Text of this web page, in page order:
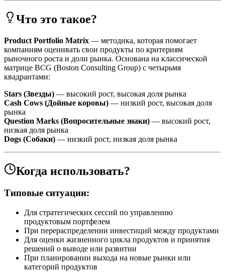
Что это такое?
Product Portfolio Matrix — методика, которая помогает
компаниям оценивать свои продукты по критериям
рыночного роста и доли рынка. Основана на классической
матрице BCG (Boston Consulting Group) с четырьмя
квадрантами:
Stars (Звезды) — высокий рост, высокая доля рынка
Cash Cows (Дойные коровы) — низкий рост, высокая доля
рынка
Question Marks (Вопросительные знаки) — высокий рост,
низкая доля рынка
Dogs (Собаки) — низкий рост, низкая доля рынка
Когда использовать?
Типовые ситуации:
Для стратегических сессий по управлению
продуктовым портфелем
При перераспределении инвестиций между продуктами
Для оценки жизненного цикла продуктов и принятия
решений о выводе или развитии
При планировании выхода на новые рынки или
категорий продуктов